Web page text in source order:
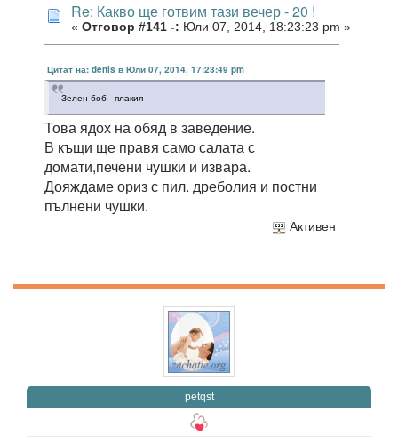
Re: Какво ще готвим тази вечер - 20 !
« Отговор #141 -: Юли 07, 2014, 18:23:23 pm »
Цитат на: denis в Юли 07, 2014, 17:23:49 pm
Зелен боб - плакия
Това ядох на обяд в заведение.
В къщи ще правя само салата с
домати,печени чушки и извара.
Дояждаме ориз с пил. дреболия и постни
пълнени чушки.
Активен
petqst